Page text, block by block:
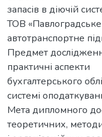
запасів в діючій
ТОВ «Павлоградське
автотранспортне
Предмет
практичні аспекти
бухгалтерського
системі
Мета дипломного
теоретичних,